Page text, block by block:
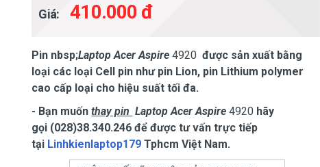
Giá: 410.000 đ
Pin nbsp;Laptop Acer Aspire4920 được sản xuất bằng
loại các loại Cell pin như pin Lion, pin Lithium polymer
cao cấp loại cho hiệu suất tối đa.
- Bạn muốnthay pin Laptop Acer Aspire4920 hãy
gọi (028)38.340.246 để được tư vấn trực tiếp
tại Linhkienlaptop179 Tphcm Việt Nam.